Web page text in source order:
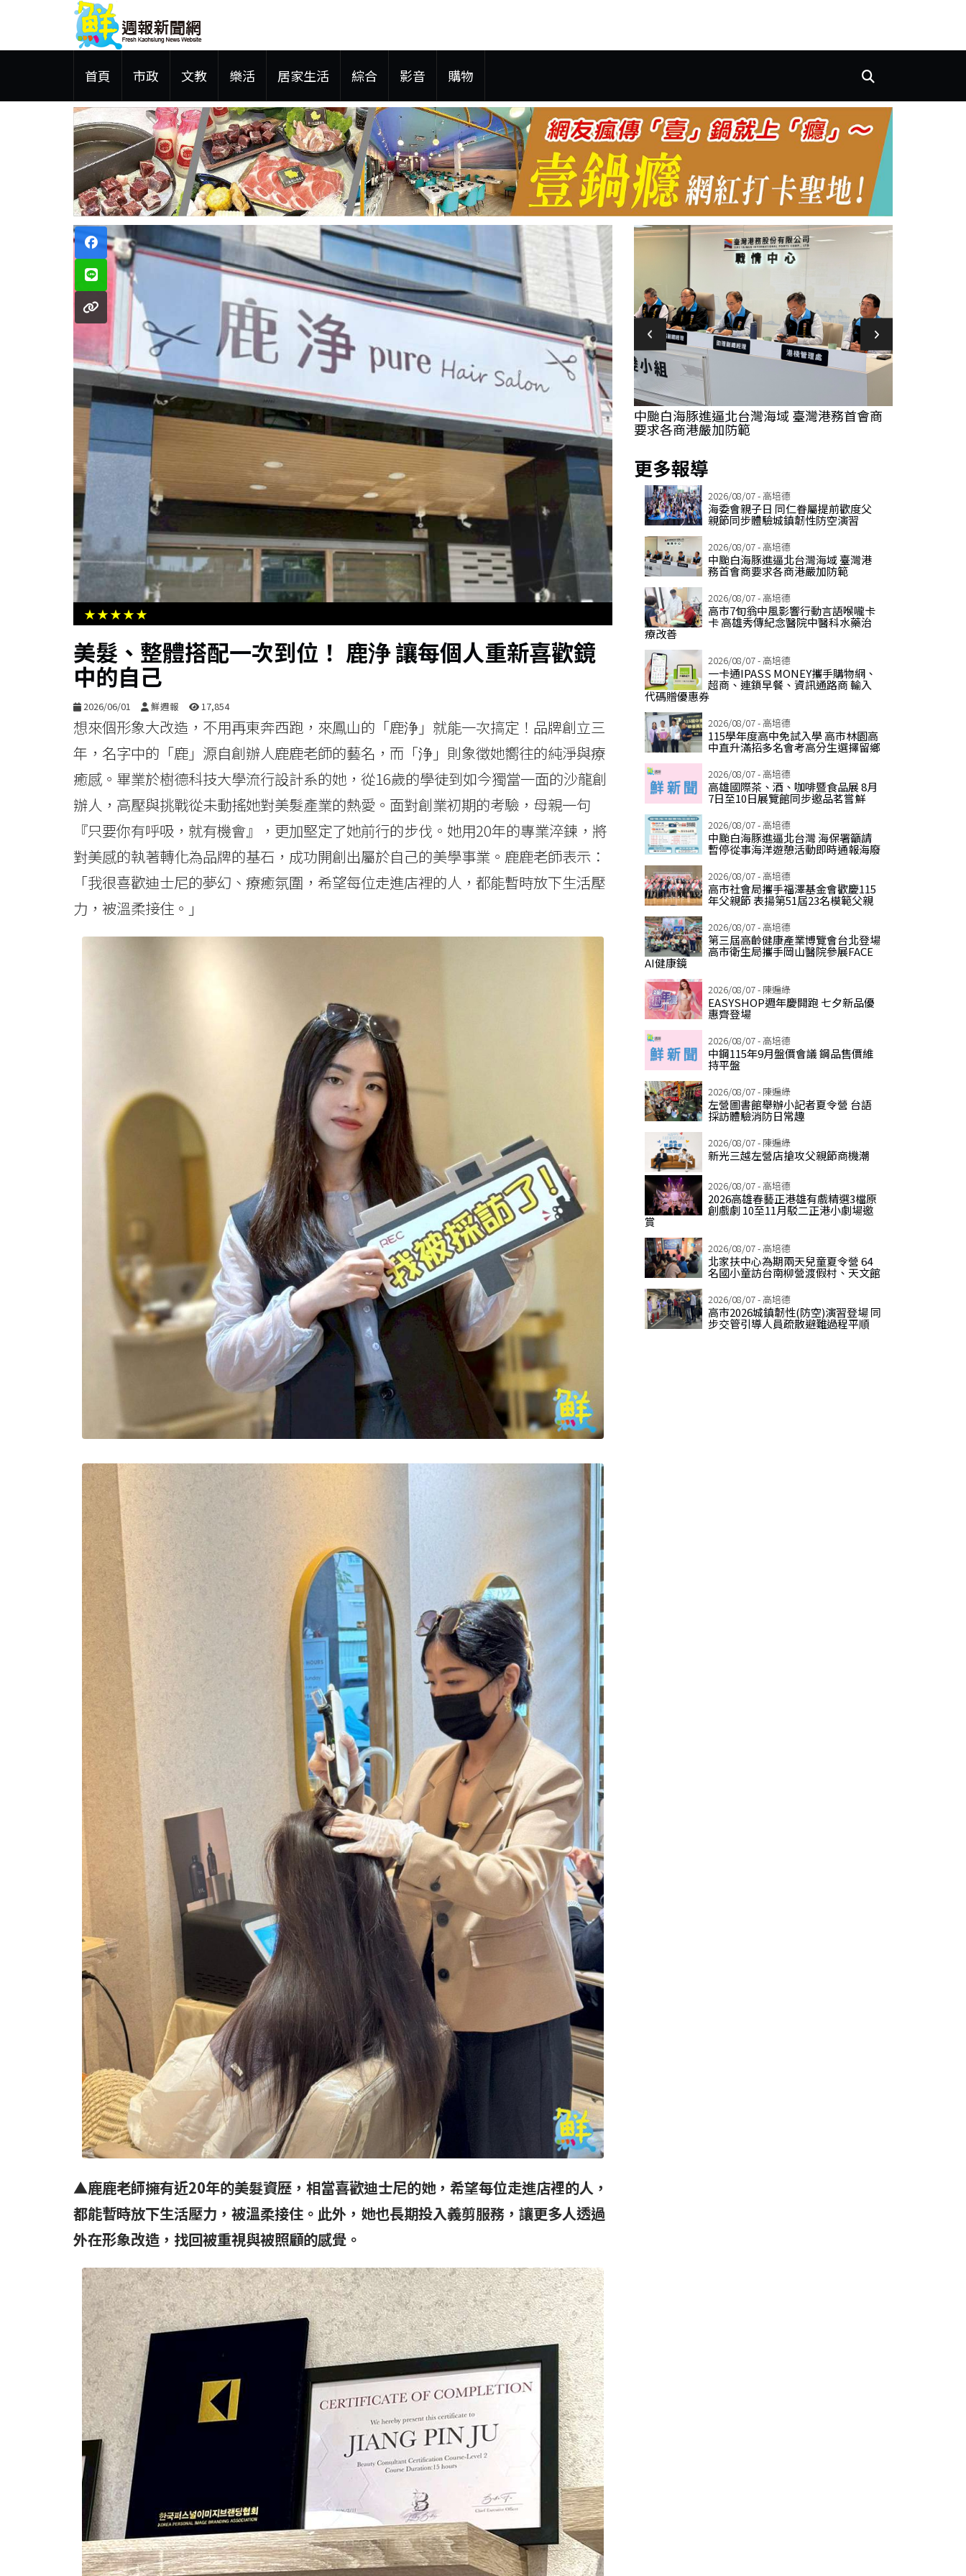
首頁 市政 文教 樂活 居家生活 綜合 影音 購物
★★★★★
美髮、整體搭配一次到位！ 鹿浄 讓每個人重新喜歡鏡
中的自己
2026/06/01 鮮週報 17,854
想來個形象大改造，不用再東奔西跑，來鳳山的「鹿浄」就能一次搞定！品牌創立三
年，名字中的「鹿」源自創辦人鹿鹿老師的藝名，而「浄」則象徵她嚮往的純淨與療
癒感。畢業於樹德科技大學流行設計系的她，從16歲的學徒到如今獨當一面的沙龍創
辦人，高壓與挑戰從未動搖她對美髮產業的熱愛。面對創業初期的考驗，母親一句
『只要你有呼吸，就有機會』，更加堅定了她前行的步伐。她用20年的專業淬鍊，將
對美感的執著轉化為品牌的基石，成功開創出屬於自己的美學事業。鹿鹿老師表示：
「我很喜歡迪士尼的夢幻、療癒氛圍，希望每位走進店裡的人，都能暫時放下生活壓
力，被溫柔接住。」
▲鹿鹿老師擁有近20年的美髮資歷，相當喜歡迪士尼的她，希望每位走進店裡的人，
都能暫時放下生活壓力，被溫柔接住。此外，她也長期投入義剪服務，讓更多人透過
外在形象改造，找回被重視與被照顧的感覺。
品售價維持平盤
左營圖書館舉辦小記者夏令營 台語採訪體驗
消防日常趣
海委會親子日 同仁眷屬提前歡度父親節同步
體驗城鎮韌性防空演習
中颱白海豚進逼北台灣海域 臺灣港務首會商
要求各商港嚴加防範
更多報導
2026/08/07 - 高培德
海委會親子日 同仁眷屬提前歡度父
親節同步體驗城鎮韌性防空演習
2026/08/07 - 高培德
中颱白海豚進逼北台灣海域 臺灣港
務首會商要求各商港嚴加防範
2026/08/07 - 高培德
高市7旬翁中風影響行動言語喉嚨卡
卡 高雄秀傳紀念醫院中醫科水藥治
療改善
2026/08/07 - 高培德
一卡通IPASS MONEY攜手購物網、
超商、連鎖早餐、資訊通路商 輸入
代碼贈優惠券
2026/08/07 - 高培德
115學年度高中免試入學 高市林園高
中直升滿招多名會考高分生選擇留鄉
2026/08/07 - 高培德
高雄國際茶、酒、咖啡暨食品展 8月
7日至10日展覽館同步邀品茗嘗鮮
2026/08/07 - 高培德
中颱白海豚進逼北台灣 海保署籲請
暫停從事海洋遊憩活動即時通報海廢
2026/08/07 - 高培德
高市社會局攜手福澤基金會歡慶115
年父親節 表揚第51屆23名模範父親
2026/08/07 - 高培德
第三屆高齡健康產業博覽會台北登場
高市衛生局攜手岡山醫院參展FACE
AI健康鏡
2026/08/07 - 陳遍綠
EASYSHOP週年慶開跑 七夕新品優
惠齊登場
2026/08/07 - 高培德
中鋼115年9月盤價會議 鋼品售價維
持平盤
2026/08/07 - 陳遍綠
左營圖書館舉辦小記者夏令營 台語
採訪體驗消防日常趣
2026/08/07 - 陳遍綠
新光三越左營店搶攻父親節商機潮
2026/08/07 - 高培德
2026高雄春藝正港雄有戲精選3檔原
創戲劇 10至11月駁二正港小劇場邀
賞
2026/08/07 - 高培德
北家扶中心為期兩天兒童夏令營 64
名國小童訪台南柳營渡假村、天文館
2026/08/07 - 高培德
高市2026城鎮韌性(防空)演習登場 同
步交管引導人員疏散避難過程平順